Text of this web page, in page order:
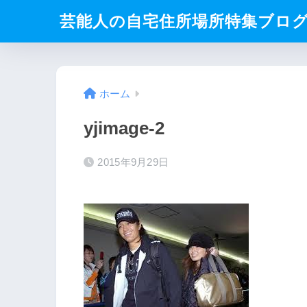
芸能人の自宅住所場所特集ブロ
ホーム
yjimage-2
2015年9月29日